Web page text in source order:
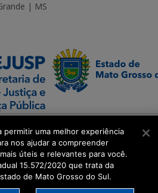
| MS
permitir uma melhor experiência
nos ajudar a compreender
úteis e relevantes para você.
15.572/2020 que trata da
de Mato Grosso do Sul.